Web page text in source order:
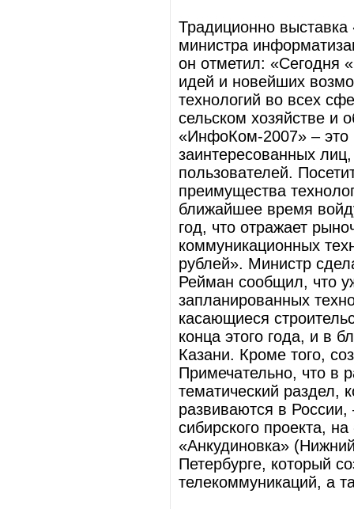
Традиционно
министра
он отметил: «Сегодня
идей и новейших
технологий во всех
сельском хозяйстве и
«ИнфоКом-2007» – это
заинтересованных
пользователей.
преимущества
ближайшее время
год, что отражает
коммуникационных
рублей». Министр
Рейман сообщил, что
запланированных
касающиеся
конца этого года, и в
Казани. Кроме того,
Примечательно, что в
тематический раздел,
развиваются в
сибирского проекта,
«Анкудиновка»
Петербурге, который
телекоммуникаций, а